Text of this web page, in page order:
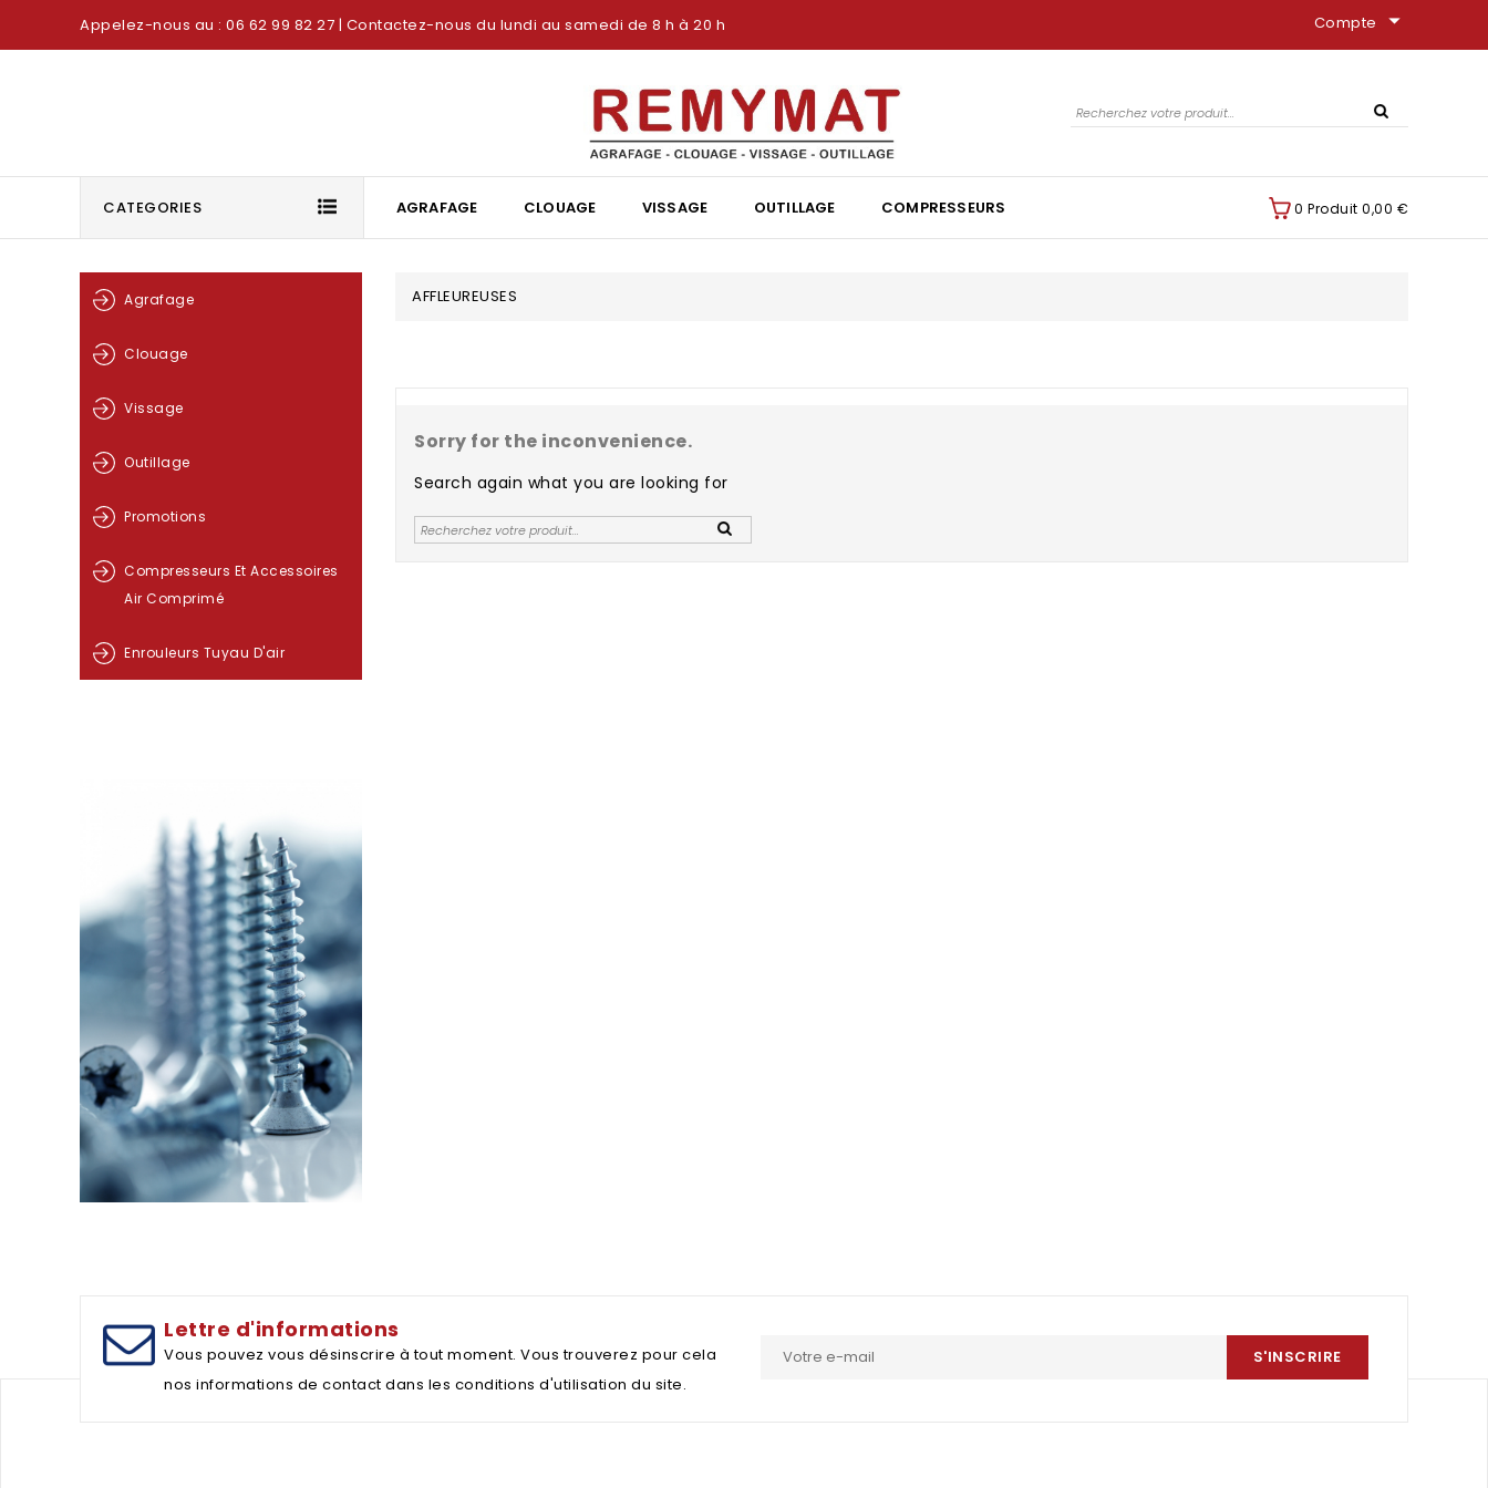
Appelez-nous au : 06 62 99 82 27 | Contactez-nous du lundi au samedi de 8 h à 20 h Compte arrow_drop_down
CATEGORIES AGRAFAGE CLOUAGE VISSAGE OUTILLAGE COMPRESSEURS 0 Produit 0,00 €
Agrafage
Clouage
Vissage
Outillage
Promotions
Compresseurs Et Accessoires
Air Comprimé
Enrouleurs Tuyau D'air
AFFLEUREUSES
Sorry for the inconvenience.
Search again what you are looking for
Lettre d'informations
Vous pouvez vous désinscrire à tout moment. Vous trouverez pour cela
nos informations de contact dans les conditions d'utilisation du site.